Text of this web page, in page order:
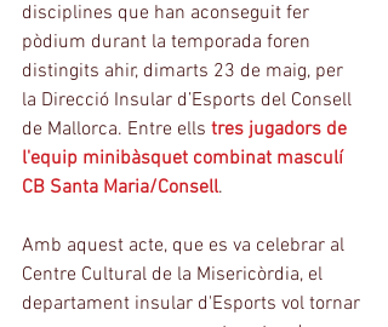
disciplines que han aconseguit fer
pòdium durant la temporada foren
distingits ahir, dimarts 23 de maig, per
la Direcció Insular d’Esports del Consell
de Mallorca. Entre ells tres jugadors de
l'equip minibàsquet combinat masculí
CB Santa Maria/Consell.
Amb aquest acte, que es va celebrar al
Centre Cultural de la Misericòrdia, el
departament insular d'Esports vol tornar